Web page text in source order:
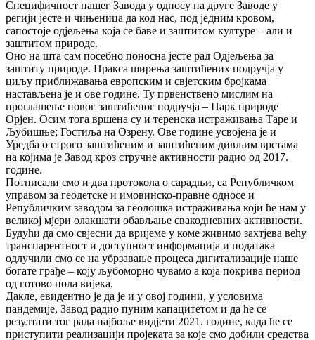
Специфичност нашег Завода у односу на друге Заводе у
регији јесте и чињеница да код нас, под једним кровом,
сапостоје одјељења која се баве и заштитом културе – али и
заштитом природе.
Оно на шта сам посебно поносна јесте рад Одјељења за
заштиту природе. Пракса ширења заштићених подручја у
циљу приближавања европским и свјетским бројкама
настављена је и ове године. Ту првенствено мислим на
проглашење новог заштићеног подручја – Парк природе
Орјен. Осим тога вршена су и теренска истраживања Таре и
Љубишње; Гостиља на Озрену. Ове године усвојена је и
Уредба о строго заштићеним и заштићеним дивљим врстама
на којима је Завод кроз стручне активности радио од 2017.
године.
Потписали смо и два протокола о сарадњи, са Републичком
управом за геодетске и имовинско-правне односе и
Републичким заводом за геолошка истраживања који ће нам у
великој мјери олакшати обављање свакодневних активности.
Будући да смо свјесни да вријеме у коме живимо захтјева већу
транспарентност и доступност информација и података
одлучили смо се на убрзавање процеса дигитализације наше
богате грађе – коју љубоморно чувамо а која покрива период
од готово пола вијека.
Дакле, евидентно је да је и у овој години, у условима
пандемије, Завод радио пуним капацитетом и да ће се
резултати тог рада најбоље видјети 2021. године, када ће се
приступити реализацији пројеката за које смо добили средства